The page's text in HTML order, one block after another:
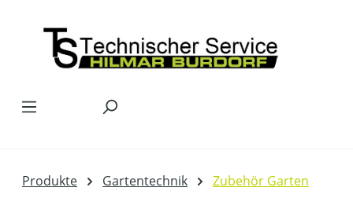
Produkte Gartentechnik Zubehör Garten